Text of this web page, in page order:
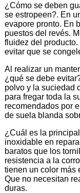
¿Cómo se deben
se estropeen?. En
evapore pronto. En
puestos del revés.
fluidez del
evitar que se
Al realizar un
¿qué se debe
polvo y la suciedad
para fregar toda la
recomendados por
de suela blanda
¿Cuál es la
inoxidable en
baratos que los
resistencia a la
tienen un color más
Que no necesitan
duras.